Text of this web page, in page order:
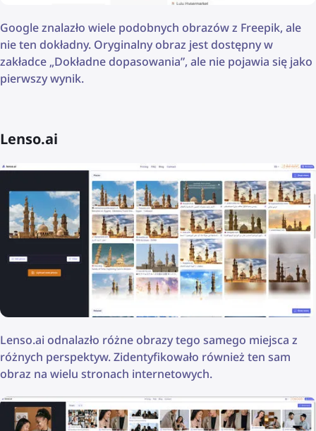
Google znalazło wiele podobnych obrazów z Freepik, ale
nie ten dokładny. Oryginalny obraz jest dostępny w
zakładce „Dokładne dopasowania”, ale nie pojawia się jako
pierwszy wynik.
Lenso.ai
Lenso.ai odnalazło różne obrazy tego samego miejsca z
różnych perspektyw. Zidentyfikowało również ten sam
obraz na wielu stronach internetowych.